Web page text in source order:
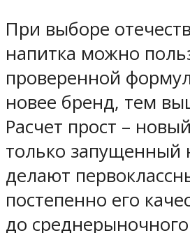
При выборе
напитка можно
проверенной
новее бренд, тем
Расчет прост –
только запущенный
делают
постепенно его
до